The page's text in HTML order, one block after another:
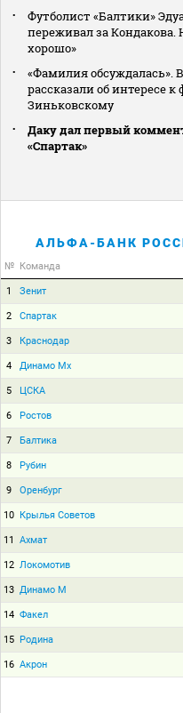
Футболист «Балтики»
переживал за Кондакова.
хорошо»
«Фамилия обсуждалась».
рассказали об интересе к
Зиньковскому
Даку дал первый
«Спартак»
АЛЬФА-БАНК
№ Команда
1 Зенит
2 Спартак
3 Краснодар
4 Динамо Мх
5 ЦСКА
6 Ростов
7 Балтика
8 Рубин
9 Оренбург
10 Крылья Советов
11 Ахмат
12 Локомотив
13 Динамо М
14 Факел
15 Родина
16 Акрон